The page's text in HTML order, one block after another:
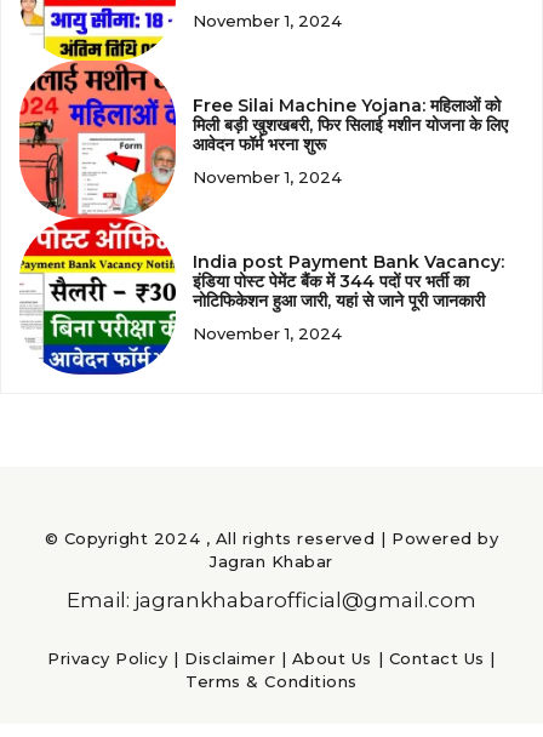
November 1, 2024
Free Silai Machine Yojana: महिलाओं को
मिली बड़ी खुशखबरी, फिर सिलाई मशीन योजना के लिए
आवेदन फॉर्म भरना शुरू
November 1, 2024
India post Payment Bank Vacancy:
इंडिया पोस्ट पेमेंट बैंक में 344 पदों पर भर्ती का
नोटिफिकेशन हुआ जारी, यहां से जाने पूरी जानकारी
November 1, 2024
© Copyright 2024 , All rights reserved | Powered by
Jagran Khabar
Email: jagrankhabarofficial@gmail.com
Privacy Policy | Disclaimer | About Us | Contact Us |
Terms & Conditions